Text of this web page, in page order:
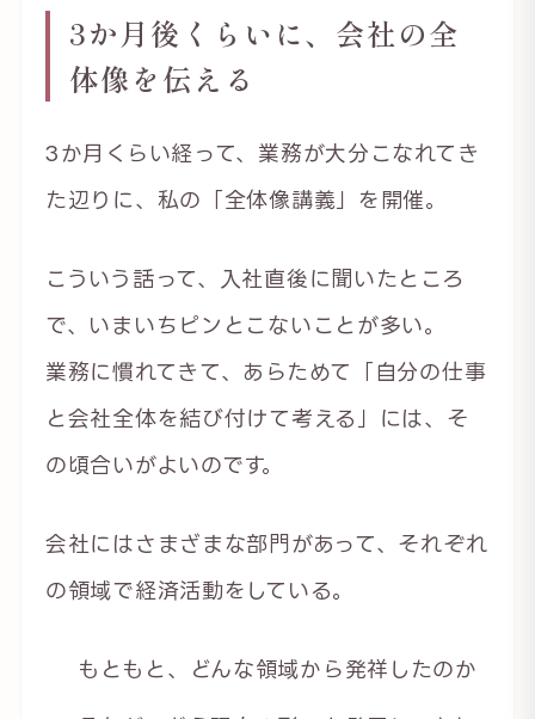
3か月後くらいに、会社の全
体像を伝える
3か月くらい経って、業務が大分こなれてき
た辺りに、私の「全体像講義」を開催。
こういう話って、入社直後に聞いたところ
で、いまいちピンとこないことが多い。
業務に慣れてきて、あらためて「自分の仕事
と会社全体を結び付けて考える」には、そ
の頃合いがよいのです。
会社にはさまざまな部門があって、それぞれ
の領域で経済活動をしている。
もともと、どんな領域から発祥したのか